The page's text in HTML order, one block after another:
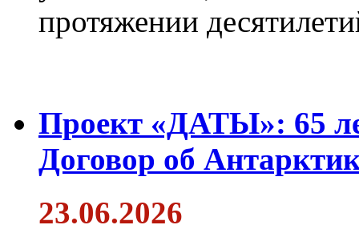
протяжении
Проект «ДАТЫ»: 65
Договор об
23.06.2026